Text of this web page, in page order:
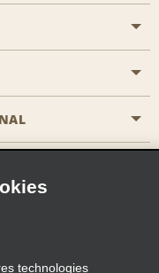
technologies